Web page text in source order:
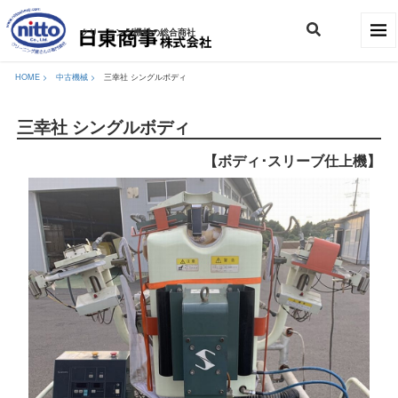
クリーニング機材の総合商社
HOME > 中古機械> 三幸社 シングルボディ
三幸社 シングルボディ
【ボディ･スリーブ仕上機】